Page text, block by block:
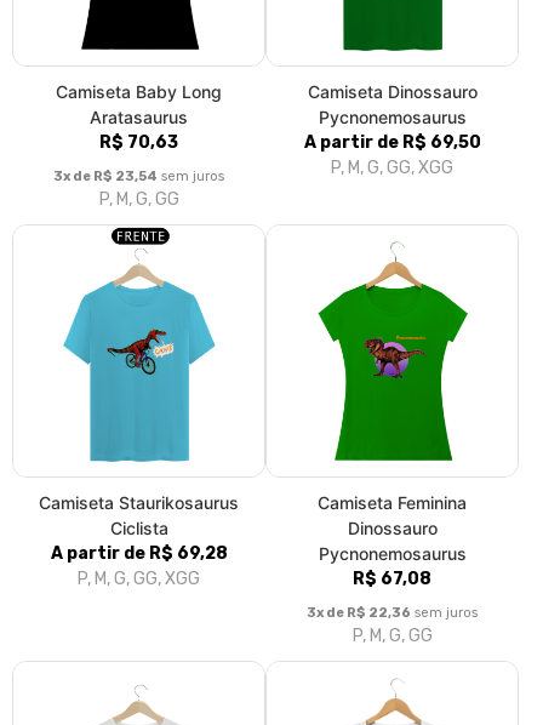
Camiseta Baby Long
Aratasaurus
R$ 70,63
3x de R$ 23,54 sem juros
P, M, G, GG
Camiseta Dinossauro
Pycnonemosaurus
A partir de R$ 69,50
P, M, G, GG, XGG
Camiseta Staurikosaurus
Ciclista
A partir de R$ 69,28
P, M, G, GG, XGG
Camiseta Feminina
Dinossauro
Pycnonemosaurus
R$ 67,08
3x de R$ 22,36 sem juros
P, M, G, GG